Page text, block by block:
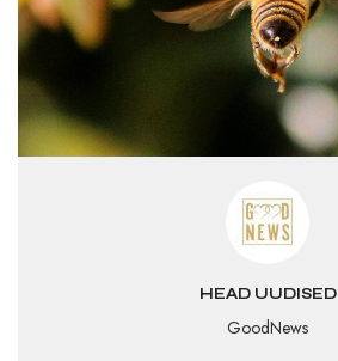
HEAD UUDISED
GoodNews